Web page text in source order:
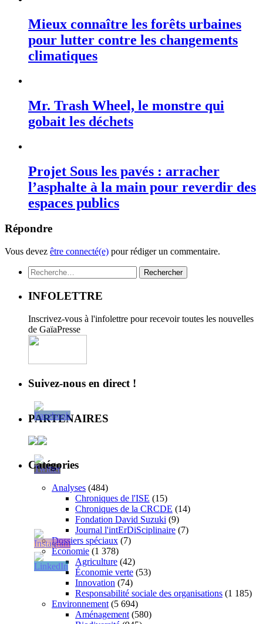
Mieux connaître les forêts urbaines
pour lutter contre les changements
climatiques
Mr. Trash Wheel, le monstre qui
gobait les déchets
Projet Sous les pavés : arracher
l’asphalte à la main pour reverdir des
espaces publics
Répondre
Vous devez être connecté(e) pour rédiger un commentaire.
Rechercher :
INFOLETTRE
Inscrivez-vous à l'infolettre pour recevoir toutes les nouvelles
de GaïaPresse
Suivez-nous en direct !
PARTENAIRES
Catégories
Analyses (484)
Chroniques de l'ISE (15)
Chroniques de la CRCDE (14)
Fondation David Suzuki (9)
Journal l'intErDiSciplinaire (7)
Dossiers spéciaux (7)
Économie (1 378)
Agriculture (42)
Économie verte (53)
Innovation (74)
Responsabilité sociale des organisations (1 185)
Environnement (5 694)
Aménagement (580)